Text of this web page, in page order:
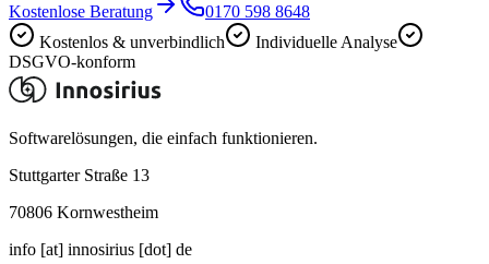
Kostenlose Beratung
0170 598 8648
Kostenlos & unverbindlich
Individuelle Analyse
DSGVO-konform
Softwarelösungen, die einfach funktionieren.
Stuttgarter Straße 13
70806 Kornwestheim
info [at] innosirius [dot] de